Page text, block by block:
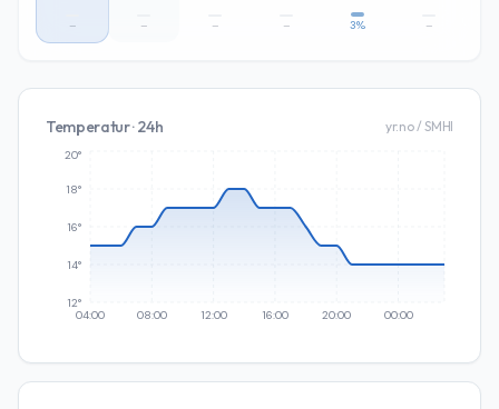
– – – – 3% –
Temperatur · 24h yr.no / SMHI
04:00 08:00 12:00 16:00 20:00 00:00
12°
14°
16°
18°
20°